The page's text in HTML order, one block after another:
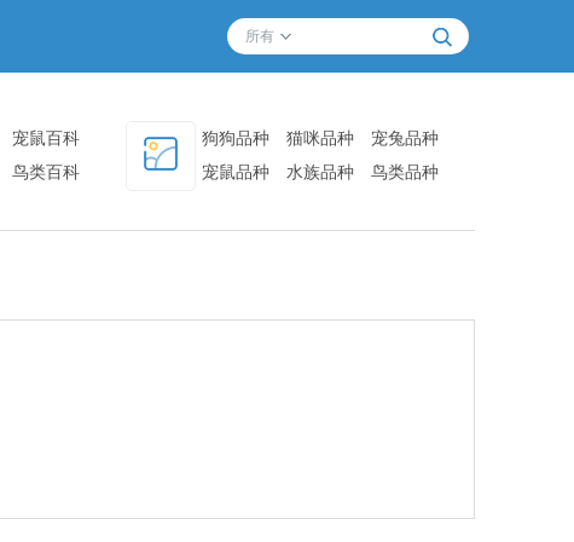
所有
宠鼠百科
鸟类百科
狗狗品种 猫咪品种
宠兔品种
宠鼠品种
水族品种
鸟类品种